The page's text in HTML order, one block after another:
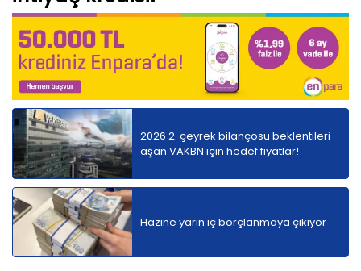
2026 2. çeyrek bilançosu beklentileri
aşan VAKBN için hedef fiyatlar!
Hazine yarın iç borçlanmaya çıkıyor